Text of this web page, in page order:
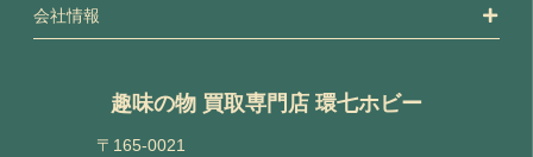
会社情報
趣味の物 買取専門店 環七ホビー
〒165-0021